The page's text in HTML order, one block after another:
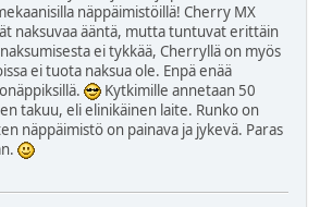
näppäimistöillä! Cherry MX
naksuvaa ääntä, mutta tuntuvat erittäin
ei tykkää, Cherryllä on myös
ei tuota naksua ole. Enpä enää
Kytkimille annetaan 50
takuu, eli elinikäinen laite. Runko on
näppäimistö on painava ja jykevä. Paras